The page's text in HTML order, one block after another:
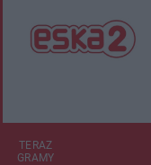
TERAZ
GRAMY